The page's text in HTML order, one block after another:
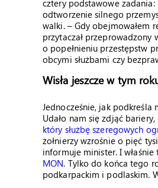
cztery podstawowe
odtworzenie silnego
walki. – Gdy obejmowałem
przytaczał przeprowadzony
o popełnieniu przestępstw
obcymi służbami czy
Wisła jeszcze w tym
Jednocześnie, jak
Udało nam się zdjąć
który służbę szeregowych
żołnierzy wzrośnie o pięć
informuje minister. I właśnie
MON. Tylko do końca tego
podkarpackim i podlaskim.